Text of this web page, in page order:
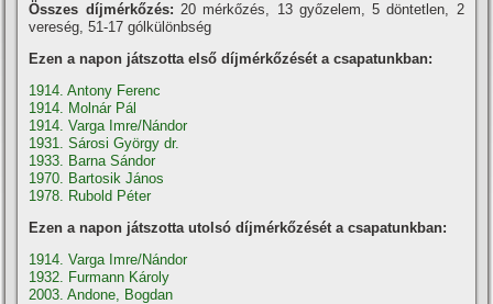
Összes díjmérkőzés: 20 mérkőzés, 13 győzelem, 5 döntetlen, 2
vereség, 51-17 gólkülönbség
Ezen a napon játszotta első díjmérkőzését a csapatunkban:
1914. Antony Ferenc
1914. Molnár Pál
1914. Varga Imre/Nándor
1931. Sárosi György dr.
1933. Barna Sándor
1970. Bartosik János
1978. Rubold Péter
Ezen a napon játszotta utolsó díjmérkőzését a csapatunkban:
1914. Varga Imre/Nándor
1932. Furmann Károly
2003. Andone, Bogdan